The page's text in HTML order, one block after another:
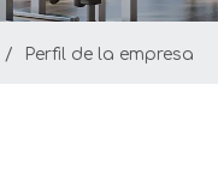
/ Perfil de la empresa